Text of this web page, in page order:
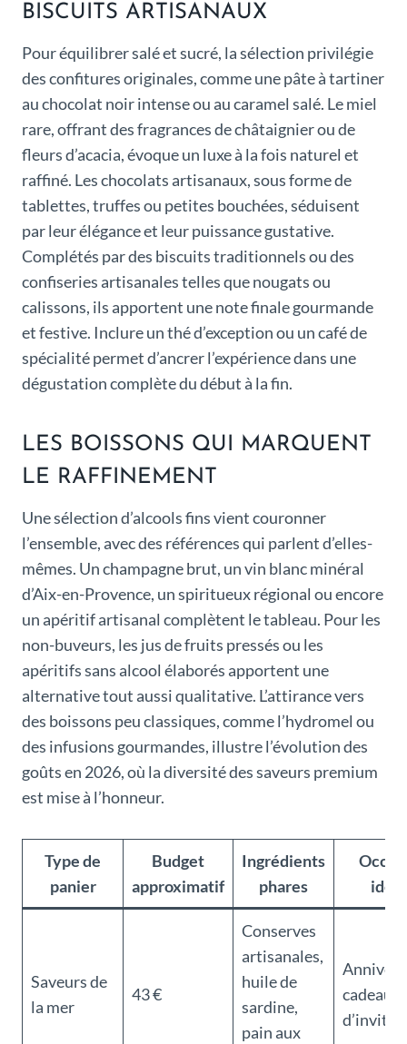
BISCUITS ARTISANAUX
Pour équilibrer salé et sucré, la sélection privilégie
des confitures originales, comme une pâte à tartiner
au chocolat noir intense ou au caramel salé. Le miel
rare, offrant des fragrances de châtaignier ou de
fleurs d’acacia, évoque un luxe à la fois naturel et
raffiné. Les chocolats artisanaux, sous forme de
tablettes, truffes ou petites bouchées, séduisent
par leur élégance et leur puissance gustative.
Complétés par des biscuits traditionnels ou des
confiseries artisanales telles que nougats ou
calissons, ils apportent une note finale gourmande
et festive. Inclure un thé d’exception ou un café de
spécialité permet d’ancrer l’expérience dans une
dégustation complète du début à la fin.
LES BOISSONS QUI MARQUENT
LE RAFFINEMENT
Une sélection d’alcools fins vient couronner
l’ensemble, avec des références qui parlent d’elles-
mêmes. Un champagne brut, un vin blanc minéral
d’Aix-en-Provence, un spiritueux régional ou encore
un apéritif artisanal complètent le tableau. Pour les
non-buveurs, les jus de fruits pressés ou les
apéritifs sans alcool élaborés apportent une
alternative tout aussi qualitative. L’attirance vers
des boissons peu classiques, comme l’hydromel ou
des infusions gourmandes, illustre l’évolution des
goûts en 2026, où la diversité des saveurs premium
est mise à l’honneur.
Type de
panier
Budget
approximatif
Ingrédients
phares
Saveurs de
la mer
43 €
Conserves
artisanales,
huile de
sardine,
pain aux
cadeau
d’invité